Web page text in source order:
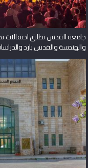
جامعة القدس تطلق احتفالات
والهندسة والقدس بارد